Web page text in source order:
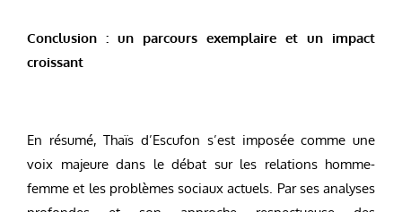
Conclusion : un parcours exemplaire et un impact
croissant
En résumé, Thaïs d’Escufon s’est imposée comme une
voix majeure dans le débat sur les relations homme-
femme et les problèmes sociaux actuels. Par ses analyses